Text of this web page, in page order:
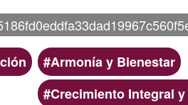
Categoria
Armonía y Bienestar
Crecimiento Integral